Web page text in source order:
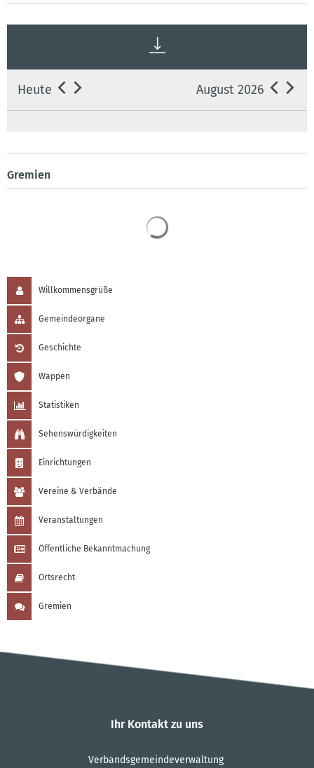
Heute August 2026
Gremien
Willkommensgrüße
Gemeindeorgane
Geschichte
Wappen
Statistiken
Sehenswürdigkeiten
Einrichtungen
Vereine & Verbände
Veranstaltungen
Öffentliche Bekanntmachung
Ortsrecht
Gremien
Ihr Kontakt zu uns
Verbandsgemeindeverwaltung